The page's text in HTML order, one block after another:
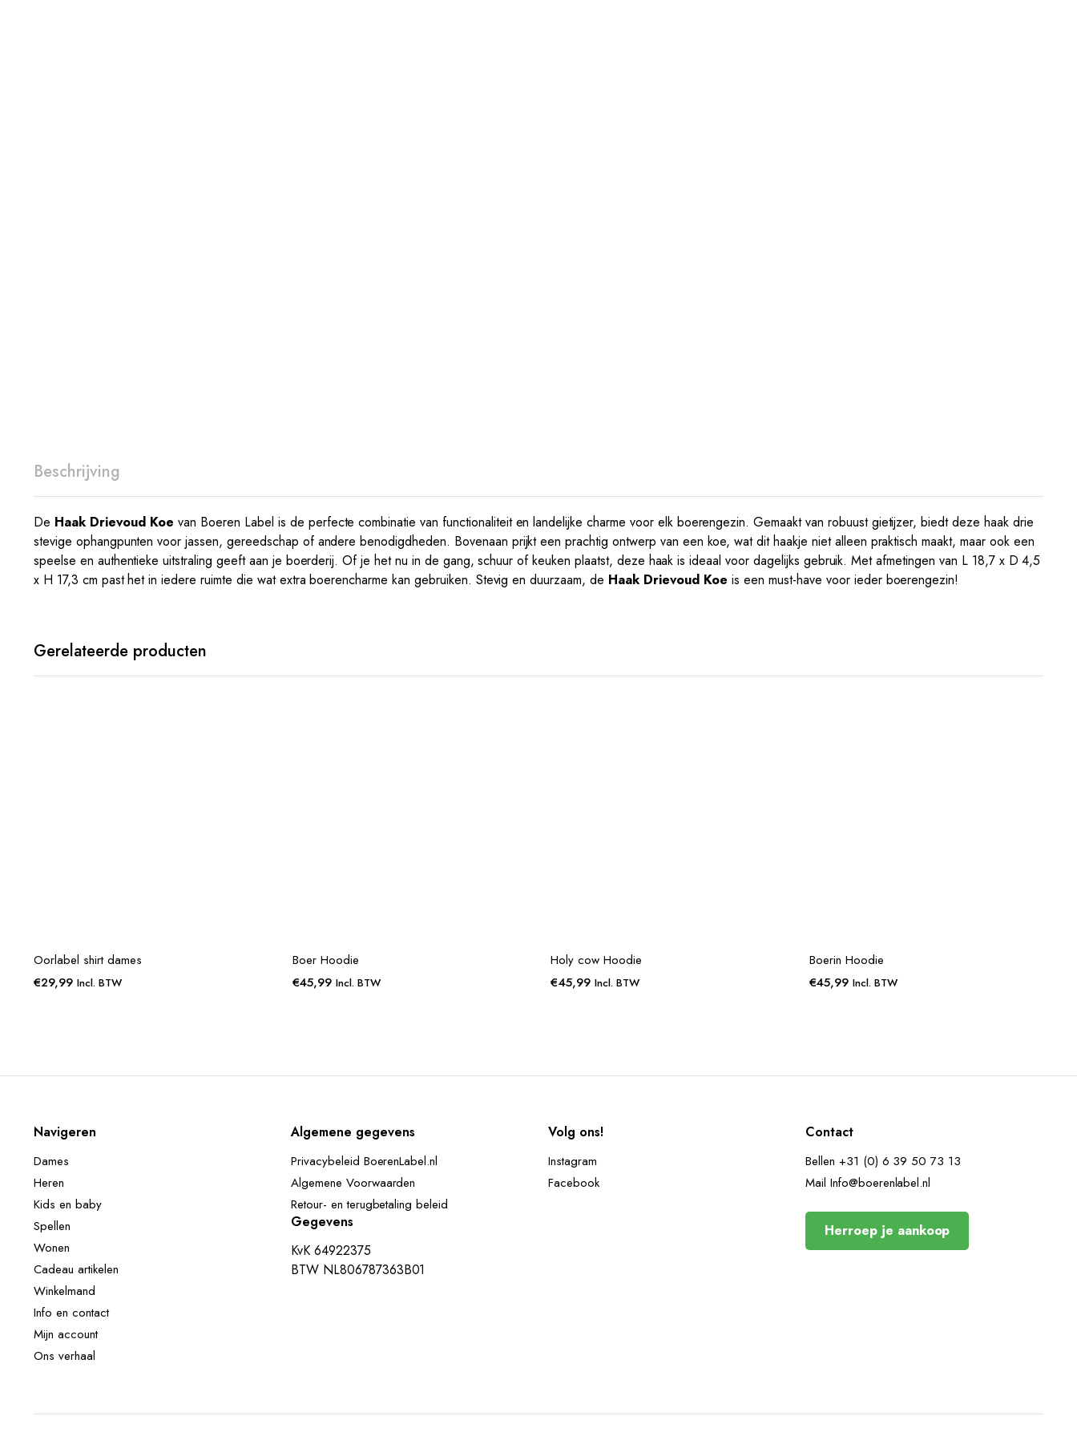
Beschrijving
De Haak Drievoud Koe van Boeren Label is de perfecte combinatie van functionaliteit en landelijke charme voor elk boerengezin. Gemaakt van robuust gietijzer, biedt deze haak drie
stevige ophangpunten voor jassen, gereedschap of andere benodigdheden. Bovenaan prijkt een prachtig ontwerp van een koe, wat dit haakje niet alleen praktisch maakt, maar ook een
speelse en authentieke uitstraling geeft aan je boerderij. Of je het nu in de gang, schuur of keuken plaatst, deze haak is ideaal voor dagelijks gebruik. Met afmetingen van L 18,7 x D 4,5
x H 17,3 cm past het in iedere ruimte die wat extra boerencharme kan gebruiken. Stevig en duurzaam, de Haak Drievoud Koe is een must-have voor ieder boerengezin!
Gerelateerde producten
Oorlabel shirt dames
€29,99 Incl. BTW
Boer Hoodie
€45,99 Incl. BTW
Holy cow Hoodie
€45,99 Incl. BTW
Boerin Hoodie
€45,99 Incl. BTW
Navigeren
Dames
Heren
Kids en baby
Spellen
Wonen
Cadeau artikelen
Winkelmand
Info en contact
Mijn account
Ons verhaal
Algemene gegevens
Privacybeleid BoerenLabel.nl
Algemene Voorwaarden
Retour- en terugbetaling beleid
Gegevens
KvK 64922375
BTW NL806787363B01
Volg ons!
Instagram
Facebook
Contact
Bellen +31 (0) 6 39 50 73 13
Mail Info@boerenlabel.nl
Herroep je aankoop